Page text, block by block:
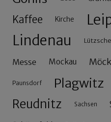
Kaffee Kirche
Lindenau
Messe Mockau
Paunsdorf Plagwitz
Reudnitz Sachsen